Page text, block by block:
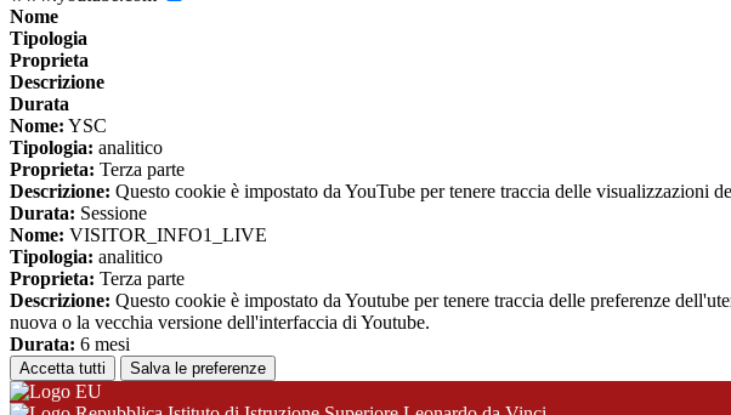
Nome
Tipologia
Proprieta
Descrizione
Durata
Nome: YSC
Tipologia: analitico
Proprieta: Terza parte
Descrizione: Questo cookie è impostato da YouTube per tenere traccia delle visualizzazioni
Durata: Sessione
Nome: VISITOR_INFO1_LIVE
Tipologia: analitico
Proprieta: Terza parte
Descrizione: Questo cookie è impostato da Youtube per tenere traccia delle preferenze
nuova o la vecchia versione dell'interfaccia di Youtube.
Durata: 6 mesi
Accetta tutti Salva le preferenze